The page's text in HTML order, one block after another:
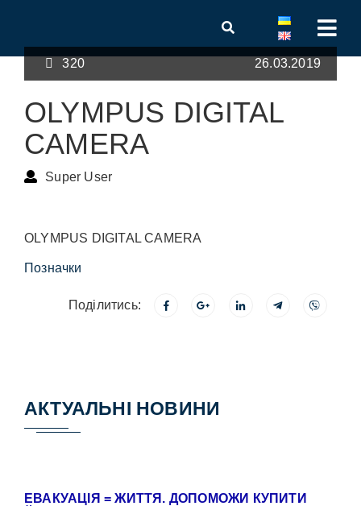
320 26.03.2019
OLYMPUS DIGITAL
CAMERA
Super User
OLYMPUS DIGITAL CAMERA
Позначки
Поділитись:
АКТУАЛЬНІ НОВИНИ
ЕВАКУАЦІЯ = ЖИТТЯ. ДОПОМОЖИ КУПИТИ